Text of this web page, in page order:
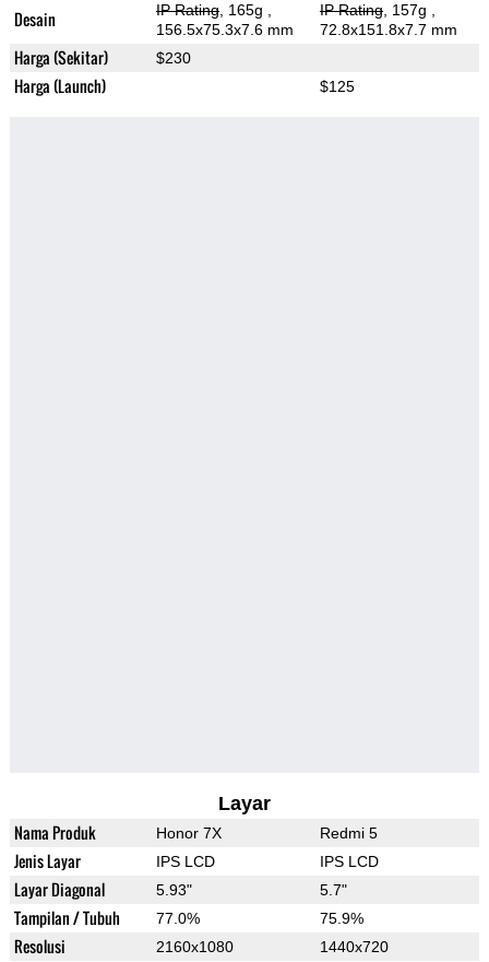
Desain IP Rating, 165g
156.5x75.3x7.6 mm
IP Rating, 157g
72.8x151.8x7.7 mm
Harga (Sekitar) $230
Harga (Launch) $125
Layar
Nama Produk Honor 7X Redmi 5
Jenis Layar IPS LCD IPS LCD
Layar Diagonal 5.93" 5.7"
Tampilan / Tubuh 77.0% 75.9%
Resolusi 2160x1080 1440x720